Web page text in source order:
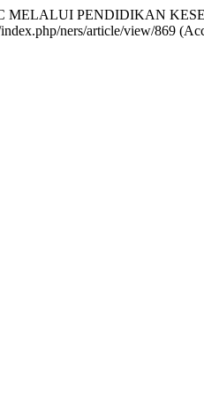
MELALUI PENDIDIKAN
ners/article/view/869